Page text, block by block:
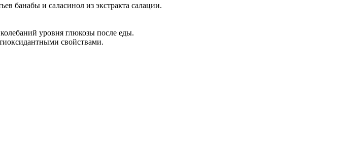
банабы и саласинол из экстракта салации.
уровня глюкозы после еды.
свойствами.